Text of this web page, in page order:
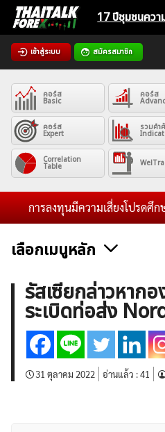
Skip
content
17 ปีชุมชนคว
เข้าสู่ระบบ สมัครสมาชิก
Home
News
Articles
VPS Register
ค้นหา
สำหรับ:
คอร์ส
Basic
คอร์ส
คอร์ส
Expert
รวมคำ
Correlation
Table
การลงทุนมีความเสี่ยงโปรดศึก
เลือกเมนูหลัก
ข่าวฟอเร็กซ์และสกุลเงิน คริปโต
บทวิเคราะห์
เศรษฐกิจทั่วไป ดั
สินค้าโภคภัณฑ์
โบรกเกอร์ FX
กองทุน Forex
ฟรี EA
รัสเซียกล่าวหาก
ระเบิดท่อส่ง
31 ตุลาคม 2022 อ่านแล้ว :41